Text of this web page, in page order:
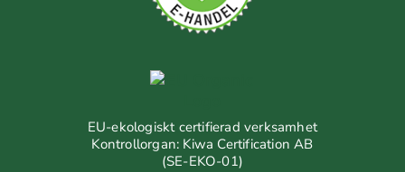
EU-ekologiskt certifierad verksamhet
Kontrollorgan: Kiwa Certification AB
(SE-EKO-01)